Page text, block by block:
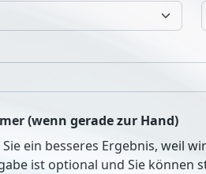
(wenn gerade zur Hand)
ein besseres Ergebnis, weil
ist optional und Sie